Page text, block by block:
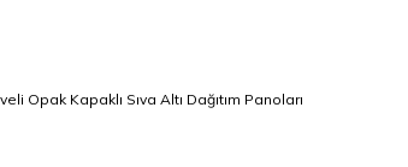
Opak Kapaklı Sıva Altı Dağıtım Panoları